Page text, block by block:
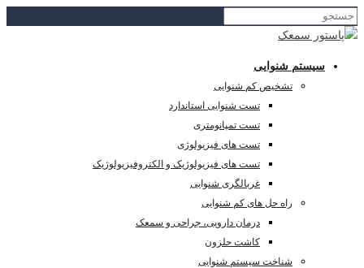
سیستم شنوایی
تشخیص کم شنوایی
تست شنوایی استاندارد
تست تمپانومتری
تست های فیزیولوژی
تست های فیزیولوژیک و الکتروفیزیولوژیک
غربالگری شنوایی
راه حل های کم شنوایی
درمان دارویی، جراحی و سمعک
کاشت حلزون
شناخت سیستم شنوایی